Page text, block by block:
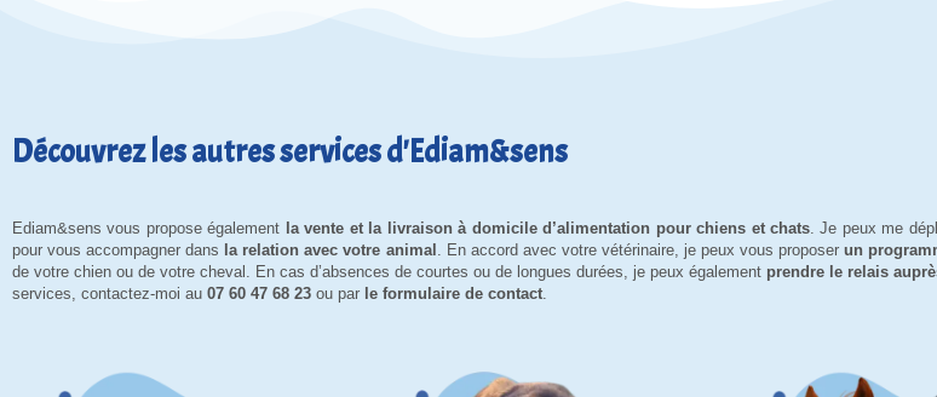
Découvrez les autres services d'Ediam&sens
Ediam&sens vous propose également la vente et la livraison à domicile d’alimentation pour chiens et chats. Je peux me
pour vous accompagner dans la relation avec votre animal . En accord avec votre vétérinaire, je peux vous proposerun
de votre chien ou de votre cheval. En cas d’absences de courtes ou de longues durées, je peux également prendre le relais
services, contactez-moi au 07 60 47 68 23 ou par le formulaire de contact